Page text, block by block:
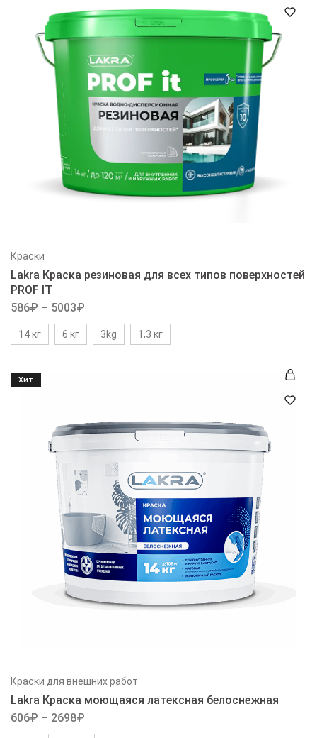
Краски
Lakra Краска резиновая для всех типов поверхностей
PROF IT
586₽ – 5003₽
14 кг 6 кг 3kg 1,3 кг
Хит
Краски для внешних работ
Lakra Краска моющаяся латексная белоснежная
606₽ – 2698₽